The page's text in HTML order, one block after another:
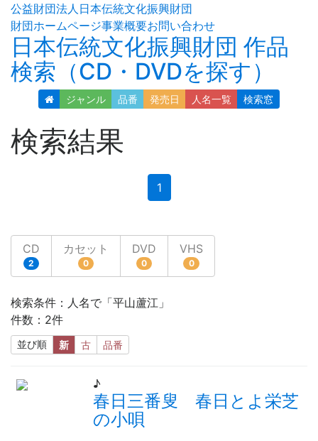
公益財団法人日本伝統文化振興財団
財団ホームページ事業概要お問い合わせ
日本伝統文化振興財団 作品
検索（CD・DVDを探す）
ジャンル 品番 発売日 人名一覧 検索窓
検索結果
1(current)
CD
2
カセット
0
DVD
0
VHS
0
検索条件：人名で「平山蘆江」
件数：2件
並び順 新 古 品番
♪
春日三番叟 春日とよ栄芝
の小唄